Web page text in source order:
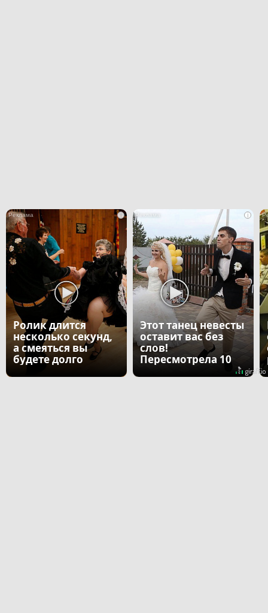
i
Ролик длится
несколько секунд,
а смеяться вы
будете долго
i
Этот танец невесты
оставит вас без
слов!
Пересмотрела 10